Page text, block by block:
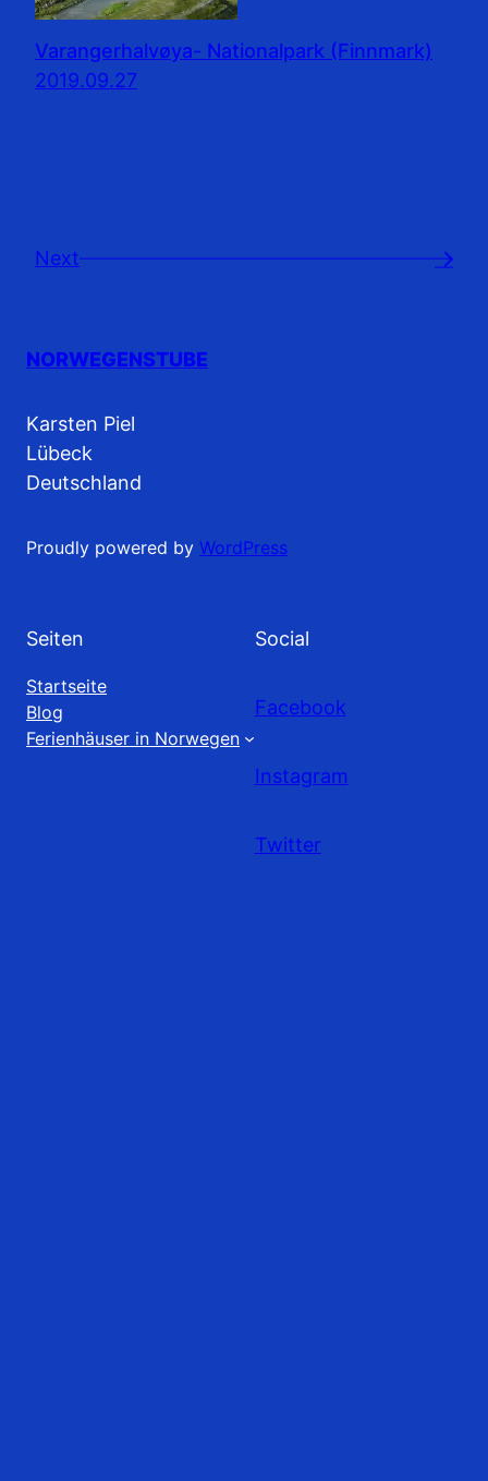
Varangerhalvøya- Nationalpark (Finnmark)
2019.09.27
Next →
NORWEGENSTUBE
Karsten Piel
Lübeck
Deutschland
Proudly powered by WordPress
Seiten
Startseite
Blog
Ferienhäuser in Norwegen
Social
Facebook
Instagram
Twitter